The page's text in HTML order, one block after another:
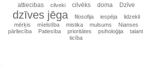
attiecibas cilveki cilvēks doma Dzīve
dzīves jēga filosofija iespēja
lidzekli
mērķis
mīelstība mistika mulsums
Nianses
pārliecība
Patiesība prioritātes psiholoģija
ticība